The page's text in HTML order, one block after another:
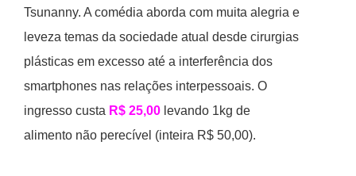
Tsunanny. A comédia aborda com muita alegria e
leveza temas da sociedade atual desde cirurgias
plásticas em excesso até a interferência dos
smartphones nas relações interpessoais. O
ingresso custa R$ 25,00levando 1kg de
alimento não perecível (inteira R$ 50,00).